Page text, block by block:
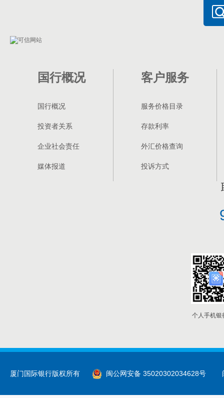
国行概况
国行概况
投资者关系
企业社会责任
媒体报道
客户服务
服务价格目录
存款利率
外汇价格查询
投诉方式
个人手机银
厦门国际银行版权所有 闽公网安备 35020302034628号